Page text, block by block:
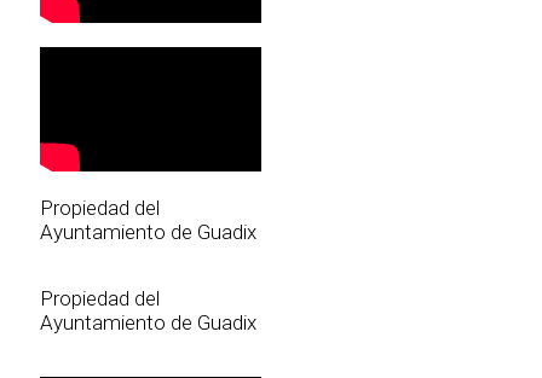
Propiedad del
Ayuntamiento de Guadix
Propiedad del
Ayuntamiento de Guadix